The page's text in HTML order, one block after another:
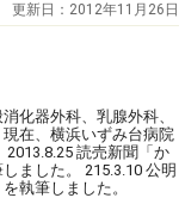
更新日： 2012年11月26日
化器外科、乳腺外科、
在、横浜いずみ台病院
読売新聞「か
ました。 215.3.10 公明
執筆しました。